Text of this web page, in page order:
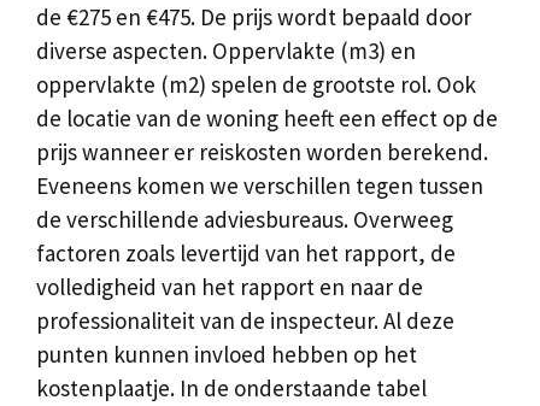
de €275 en €475. De prijs wordt bepaald door
diverse aspecten. Oppervlakte (m3) en
oppervlakte (m2) spelen de grootste rol. Ook
de locatie van de woning heeft een effect op de
prijs wanneer er reiskosten worden berekend.
Eveneens komen we verschillen tegen tussen
de verschillende adviesbureaus. Overweeg
factoren zoals levertijd van het rapport, de
volledigheid van het rapport en naar de
professionaliteit van de inspecteur. Al deze
punten kunnen invloed hebben op het
kostenplaatje. In de onderstaande tabel